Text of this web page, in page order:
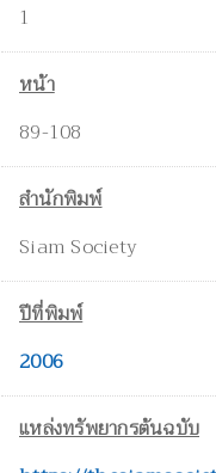
1
หน้า
89-108
สำนักพิมพ์
Siam Society
ปีที่พิมพ์
2006
แหล่งทรัพยากรต้นฉบับ